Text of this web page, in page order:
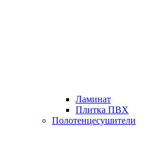
Ламинат
Плитка ПВХ
Полотенцесушители